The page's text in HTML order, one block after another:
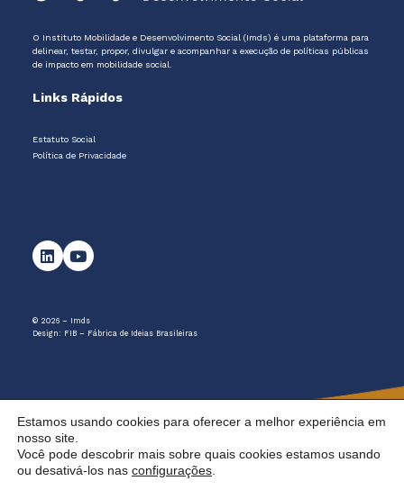
O Instituto Mobilidade e Desenvolvimento Social (Imds) é uma plataforma para
delinear, testar, propor, divulgar e acompanhar a execução de políticas públicas
de impacto em mobilidade social.
Links Rápidos
Estatuto Social
Política de Privacidade
© 2026 – Imds
Design: FIB – Fábrica de Ideias Brasileiras
Estamos usando cookies para oferecer a melhor experiência em
nosso site.
Você pode descobrir mais sobre quais cookies estamos usando
ou desativá-los nas configurações